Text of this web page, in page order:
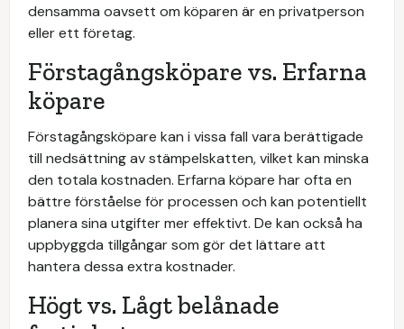
densamma oavsett om köparen är en privatperson
eller ett företag.
Förstagångsköpare vs. Erfarna
köpare
Förstagångsköpare kan i vissa fall vara berättigade
till nedsättning av stämpelskatten, vilket kan minska
den totala kostnaden. Erfarna köpare har ofta en
bättre förståelse för processen och kan potentiellt
planera sina utgifter mer effektivt. De kan också ha
uppbyggda tillgångar som gör det lättare att
hantera dessa extra kostnader.
Högt vs. Lågt belånade